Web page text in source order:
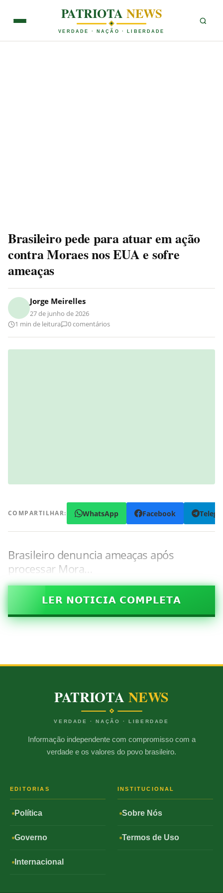
PATRIOTANEWS
VERDADE · NAÇÃO · LIBERDADE
Brasileiro pede para atuar em ação
contra Moraes nos EUA e sofre
ameaças
Jorge Meirelles
27 de junho de 2026
1 min de leitura
0 comentários
COMPARTILHAR: WhatsApp Facebook
Brasileiro denuncia ameaças após
processar Mora…
𝗟𝗘𝗥 𝗡𝗢𝗧𝗜𝗖𝗜𝗔 𝗖𝗢𝗠𝗣𝗟𝗘𝗧𝗔
PATRIOTANEWS
VERDADE · NAÇÃO · LIBERDADE
Informação independente com compromisso com a
verdade e os valores do povo brasileiro.
EDITORIAS
Política
Governo
Internacional
INSTITUCIONAL
Sobre Nós
Termos de Uso